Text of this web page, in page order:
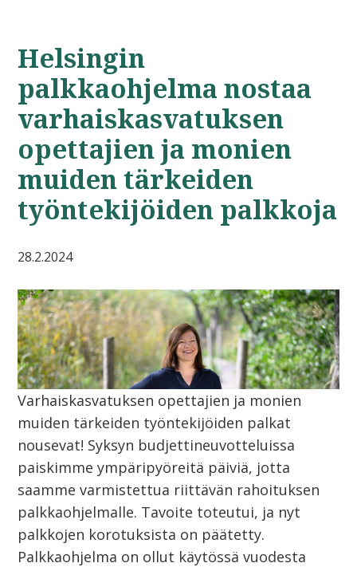
Helsingin
palkkaohjelma nostaa
varhaiskasvatuksen
opettajien ja monien
muiden tärkeiden
työntekijöiden palkkoja
28.2.2024
Varhaiskasvatuksen opettajien ja monien
muiden tärkeiden työntekijöiden palkat
nousevat! Syksyn budjettineuvotteluissa
paiskimme ympäripyöreitä päiviä, jotta
saamme varmistettua riittävän rahoituksen
palkkaohjelmalle. Tavoite toteutui, ja nyt
palkkojen korotuksista on päätetty.
Palkkaohjelma on ollut käytössä vuodesta